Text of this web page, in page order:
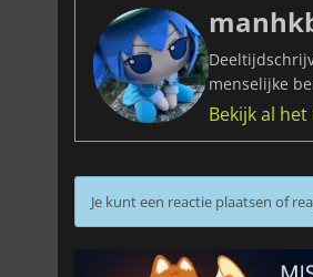
menselijke
Bekijk al
Je kunt een reactie plaatsen of